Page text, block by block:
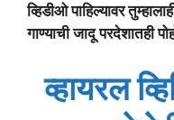
व्हिडीओ पाहिल्यावर
गाण्याची जादू परदेशातही
व्हायरल